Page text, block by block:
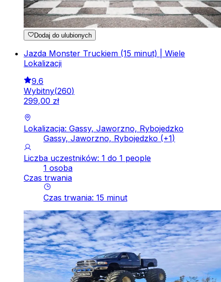
Dodaj do ulubionych
Jazda Monster Truckiem (15 minut) | Wiele
Lokalizacji
9.6
Wybitny(260)
299,00 zł
Lokalizacja: Gassy, Jaworzno, Rybojedzko
Gassy, Jaworzno, Rybojedzko (+1)
Liczba uczestników: 1 do 1 people
1 osoba
Czas trwania
Czas trwania: 15 minut